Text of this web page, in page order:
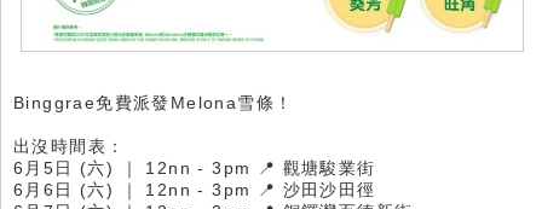
Binggrae免費派發Melona雪條！
出沒時間表：
6月5日 (六) ｜ 12nn - 3pm 📍 觀塘駿業街
6月6日 (六) ｜ 12nn - 3pm 📍 沙田沙田徑